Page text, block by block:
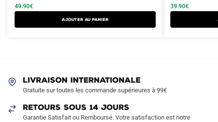
initial
était :
49.90€
actuel
est :
AJOUTER AU PANIER
a
être
choisies
sur
initial
était :
39.90€
actuel
est :
a
la
LIVRAISON INTERNATIONALE
Gratuite sur toutes les commande supérieures à 99€
RETOURS SOUS 14 JOURS
Garantie Satisfait ou Remboursé. Votre satisfaction est notre